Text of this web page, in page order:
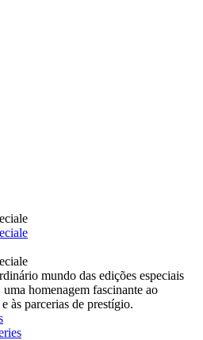
mundo das edições especiais
homenagem fascinante ao
às parcerias de prestígio.